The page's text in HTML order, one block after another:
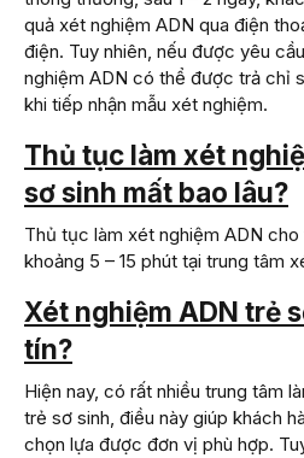
quả xét nghiệm ADN qua điện
điện. Tuy nhiên, nếu được yêu
nghiệm ADN có thể được trả chỉ
khi tiếp nhận mẫu xét nghiệm.
Thủ tục làm xét
sơ sinh mất bao lâu?
Thủ tục làm xét nghiệm ADN
khoảng 5 – 15 phút tại trung tâm
Xét nghiệm ADN trẻ
tín?
Hiện nay, có rất nhiều trung tâm
trẻ sơ sinh, điều này giúp khách
chọn lựa được đơn vị phù hợp.